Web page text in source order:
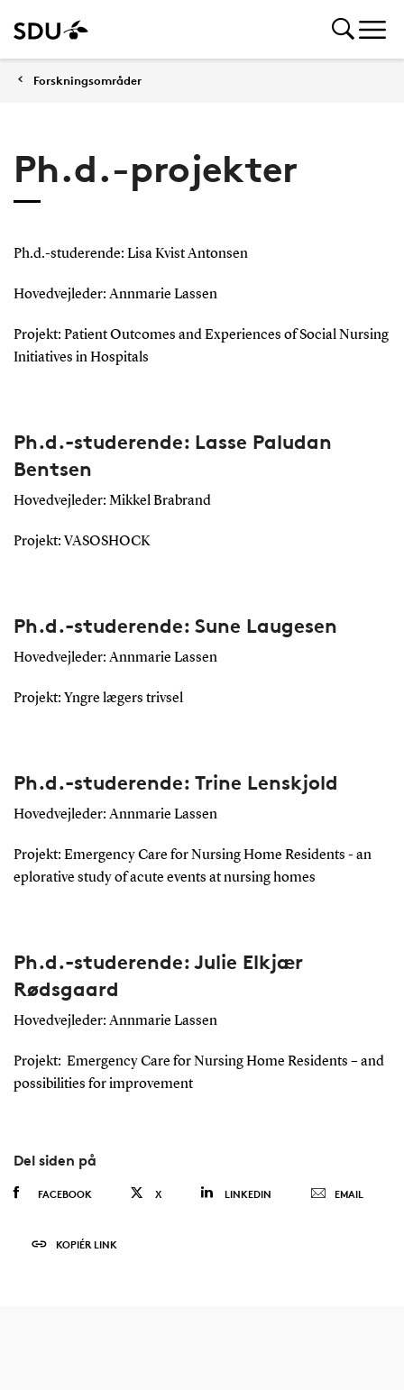
Forskningsområder
Ph.d.-projekter
Ph.d.-studerende: Lisa Kvist Antonsen
Hovedvejleder: Annmarie Lassen
Projekt: Patient Outcomes and Experiences of Social Nursing
Initiatives in Hospitals
Ph.d.-studerende: Lasse Paludan
Bentsen
Hovedvejleder: Mikkel Brabrand
Projekt: VASOSHOCK
Ph.d.-studerende: Sune Laugesen
Hovedvejleder: Annmarie Lassen
Projekt: Yngre lægers trivsel
Ph.d.-studerende: Trine Lenskjold
Hovedvejleder: Annmarie Lassen
Projekt: Emergency Care for Nursing Home Residents - an
eplorative study of acute events at nursing homes
Ph.d.-studerende: Julie Elkjær
Rødsgaard
Hovedvejleder: Annmarie Lassen
Projekt: Emergency Care for Nursing Home Residents – and
possibilities for improvement
Del siden på
FACEBOOK X LINKEDIN EMAIL
KOPIÉR LINK